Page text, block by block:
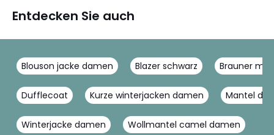
Entdecken Sie auch
Blouson jacke damen Blazer schwarz Brauner
Dufflecoat Kurze winterjacken damen Mantel
Winterjacke damen Wollmantel camel damen